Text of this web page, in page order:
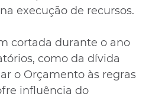
execução de recursos.
cortada durante o ano
como da dívida
o Orçamento às regras
influência do